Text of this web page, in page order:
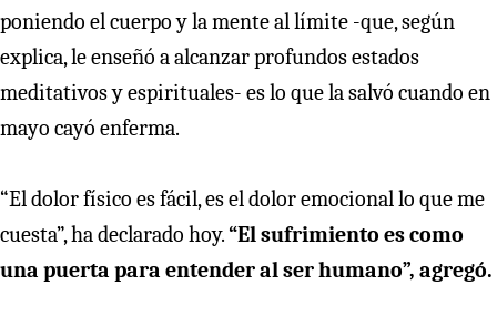
poniendo el cuerpo y la mente al límite -que, según
explica, le enseñó a alcanzar profundos estados
meditativos y espirituales- es lo que la salvó cuando en
mayo cayó enferma.
“El dolor físico es fácil, es el dolor emocional lo que me
cuesta”, ha declarado hoy.“El sufrimiento es como
una puerta para entender al ser humano”, agregó.